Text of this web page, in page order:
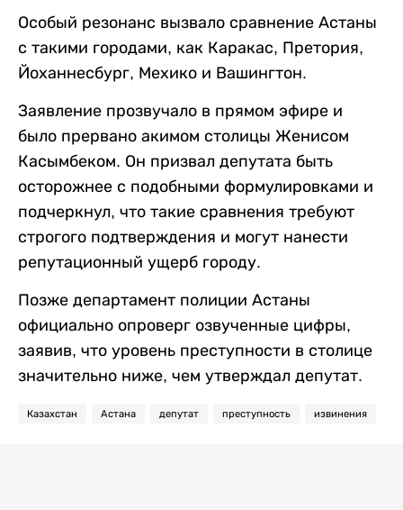
Особый резонанс вызвало сравнение Астаны
с такими городами, как Каракас, Претория,
Йоханнесбург, Мехико и Вашингтон.
Заявление прозвучало в прямом эфире и
было прервано акимом столицы Женисом
Касымбеком. Он призвал депутата быть
осторожнее с подобными формулировками и
подчеркнул, что такие сравнения требуют
строгого подтверждения и могут нанести
репутационный ущерб городу.
Позже департамент полиции Астаны
официально опроверг озвученные цифры,
заявив, что уровень преступности в столице
значительно ниже, чем утверждал депутат.
Казахстан Астана депутат преступность извинения